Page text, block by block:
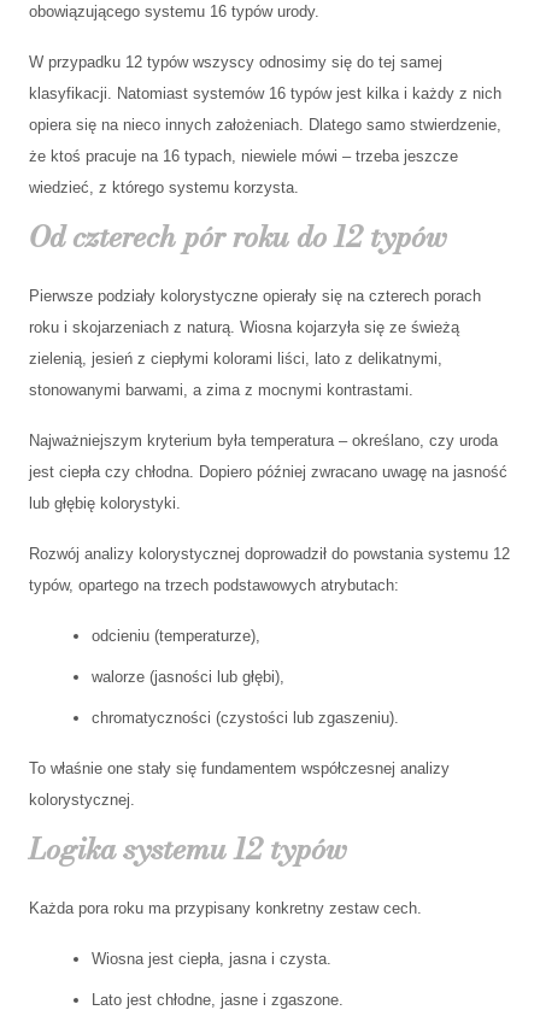
obowiązującego systemu 16 typów urody.
W przypadku 12 typów wszyscy odnosimy się do tej samej
klasyfikacji. Natomiast systemów 16 typów jest kilka i każdy z nich
opiera się na nieco innych założeniach. Dlatego samo stwierdzenie,
że ktoś pracuje na 16 typach, niewiele mówi – trzeba jeszcze
wiedzieć, z którego systemu korzysta.
Od czterech pór roku do 12 typów
Pierwsze podziały kolorystyczne opierały się na czterech porach
roku i skojarzeniach z naturą. Wiosna kojarzyła się ze świeżą
zielenią, jesień z ciepłymi kolorami liści, lato z delikatnymi,
stonowanymi barwami, a zima z mocnymi kontrastami.
Najważniejszym kryterium była temperatura – określano, czy uroda
jest ciepła czy chłodna. Dopiero później zwracano uwagę na jasność
lub głębię kolorystyki.
Rozwój analizy kolorystycznej doprowadził do powstania systemu 12
typów, opartego na trzech podstawowych atrybutach:
odcieniu (temperaturze),
walorze (jasności lub głębi),
chromatyczności (czystości lub zgaszeniu).
To właśnie one stały się fundamentem współczesnej analizy
kolorystycznej.
Logika systemu 12 typów
Każda pora roku ma przypisany konkretny zestaw cech.
Wiosna jest ciepła, jasna i czysta.
Lato jest chłodne, jasne i zgaszone.